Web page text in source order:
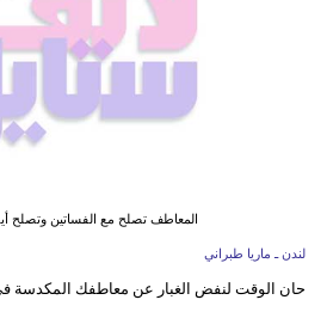
المعاطف تصلح مع الفساتين وتصلح
لندن ـ ماريا طبراني
حان الوقت لنفض الغبار عن معاطفك المكدسة